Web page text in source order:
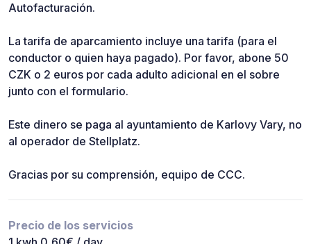
Autofacturación.
La tarifa de aparcamiento incluye una tarifa (para el
conductor o quien haya pagado). Por favor, abone 50
CZK o 2 euros por cada adulto adicional en el sobre
junto con el formulario.
Este dinero se paga al ayuntamiento de Karlovy Vary, no
al operador de Stellplatz.
Gracias por su comprensión, equipo de CCC.
Precio de los servicios